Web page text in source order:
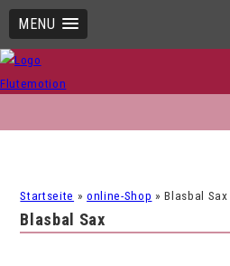
MENU
Startseite »online-Shop »Blasbal Sax
Blasbal Sax